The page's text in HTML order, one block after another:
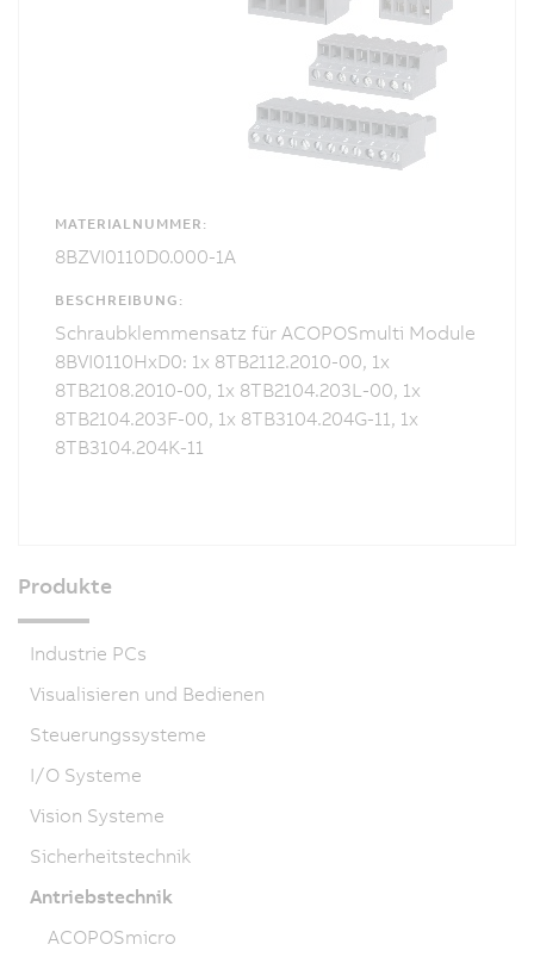
MATERIALNUMMER:
8BZVI0110D0.000-1A
BESCHREIBUNG:
Schraubklemmensatz für ACOPOSmulti Module
8BVI0110HxD0: 1x 8TB2112.2010-00, 1x
8TB2108.2010-00, 1x 8TB2104.203L-00, 1x
8TB2104.203F-00, 1x 8TB3104.204G-11, 1x
8TB3104.204K-11
Produkte
Industrie PCs
Visualisieren und Bedienen
Steuerungssysteme
I/O Systeme
Vision Systeme
Sicherheitstechnik
Antriebstechnik
ACOPOSmicro